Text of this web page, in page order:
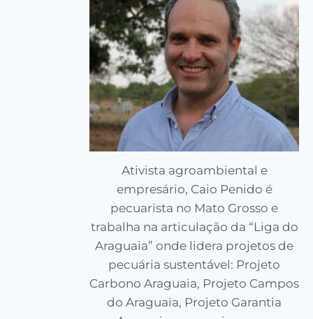
Ativista agroambiental e
empresário, Caio Penido é
pecuarista no Mato Grosso e
trabalha na articulação da “Liga do
Araguaia” onde lidera projetos de
pecuária sustentável: Projeto
Carbono Araguaia, Projeto Campos
do Araguaia, Projeto Garantia